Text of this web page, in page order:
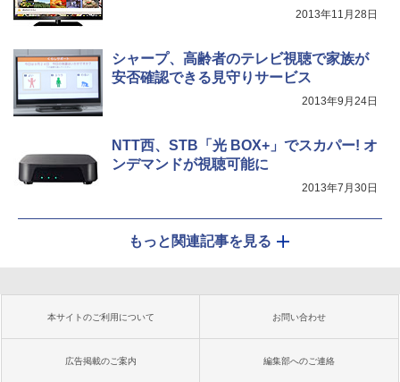
2013年11月28日
シャープ、高齢者のテレビ視聴で家族が
安否確認できる見守りサービス
2013年9月24日
NTT西、STB「光 BOX+」でスカパー! オ
ンデマンドが視聴可能に
2013年7月30日
もっと関連記事を見る
本サイトのご利用について お問い合わせ
広告掲載のご案内 編集部へのご連絡